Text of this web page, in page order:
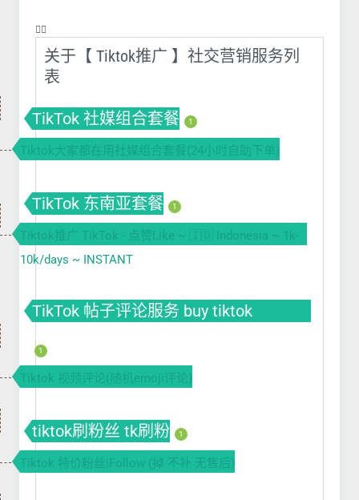
❤️‍🔥
关于【 Tiktok推广 】社交营销服务列
表
TikTok 社媒组合套餐 1
Tiktok大家都在用社媒组合套餐(24小时自助下单)
TikTok 东南亚套餐 1
Tiktok推广 TikTok - 点赞Like ~ 🇮🇩 Indonesia ~ 1k-
10k/days ~ INSTANT
TikTok 帖子评论服务 buy tiktok
comment | tiktok自动刷评论软件
1
Tiktok 视频评论(随机emoji评论)
tiktok刷粉丝 tk刷粉 1
Tiktok 特价粉丝|Follow (掉 不补 无售后)